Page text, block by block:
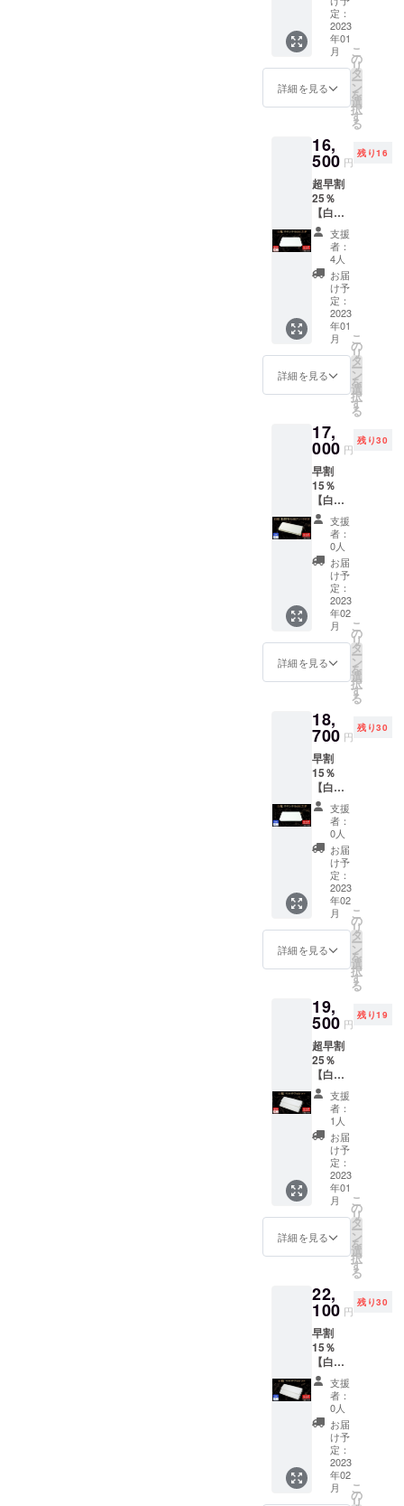
き！ ご理解
とご支援を
頂ければ幸
いです。
【20名
限定】
■一般販
売予定
価格：
20,000
円
込）の
【25％
OFF】
⇒15,00
0円
（税・
送料
込） ■
白蛇長
財布
Goldプ
レート
×１個 ※
製造状
況によ
り出荷
時期が
ご連絡
致しま
デザイ
ン・仕
様は変
更にな
る可能
性もご
ざいま
す。ご
了承く
ださ
い。
定：
2023
年01
月
詳細を見る
こ
の
リ
タ
ー
ン
を
選
択
す
る
16,
500 円
残り16
超早割
25％
【白
蛇】白
蛇ラウ
ンド
Gold
【20名
限定】
■一般販
売予定
価格：
22,000
円
込）の
【25％
OFF】
⇒16,50
0円
（税・
送料
込） ■
白蛇ラ
ウンド
Gold
ZIP ×１
個 ※製
造状況
により
出荷時
期が遅
連絡致
しま
デザイ
ン・仕
様は変
更にな
る可能
性もご
ざいま
す。ご
了承く
ださ
い。
支援
者：
4人
お届
け予
定：
2023
年01
月
詳細を見る
こ
の
リ
タ
ー
ン
を
選
択
す
る
17,
000 円
残り30
早割
15％
【白
蛇】長
財布
Goldプ
レート
付き
【30名
限定】
■一般販
売予定
価格：
20,000
円
込）の
【15％
OFF】
⇒17,00
0円
（税・
送料
込） ■
白蛇長
財布
Goldプ
レート
×１個 ※
製造状
況によ
り出荷
時期が
ご連絡
致しま
デザイ
ン・仕
様は変
更にな
る可能
性もご
ざいま
す。ご
了承く
ださ
い。
支援
者：
0人
お届
け予
定：
2023
年02
月
詳細を見る
こ
の
リ
タ
ー
ン
を
選
択
す
る
18,
700 円
残り30
早割
15％
【白
蛇】白
蛇ラウ
ンド
Gold
【30名
限定】
■一般販
売予定
価格：
22,000
円
込）の
【15％
OFF】
⇒18,70
0円
（税・
送料
込） ■
白蛇ラ
ウンド
Gold
ZIP ×１
個 ※製
造状況
により
出荷時
期が遅
連絡致
しま
デザイ
ン・仕
様は変
更にな
る可能
性もご
ざいま
す。ご
了承く
ださ
い。
支援
者：
0人
お届
け予
定：
2023
年02
月
詳細を見る
こ
の
リ
タ
ー
ン
を
選
択
す
る
19,
500 円
残り19
超早割
25％
【白
蛇】マ
ルチ
ウォ
レット
【20名
限定】
■一般販
売予定
価格：
26,000
円
（税・
【25％
OFF】
⇒19,50
0円
（税・
送料
込） ■
白蛇マ
ルチ
ウォ
レット
×１個 ※
製造状
況によ
り出荷
支援
者：
1人
お届
け予
定：
2023
年01
月
詳細を見る
こ
の
リ
タ
ー
ン
を
選
択
す
る
22,
100 円
残り30
早割
15％
【白
蛇】マ
ルチ
ウォ
レット
【30名
限定】
■一般販
売予定
価格：
支援
者：
0人
お届
け予
定：
2023
年02
月
こ
の
リ